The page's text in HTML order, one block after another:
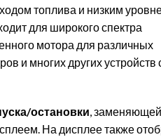
топлива и низким
для широкого спектра
мотора для различных
и многих других устройств
остановки,
На дисплее также